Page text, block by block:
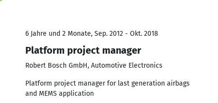
6 Jahre und 2 Monate, Sep. 2012 - Okt. 2018
Platform project manager
Robert Bosch GmbH, Automotive Electronics
Platform project manager for last generation airbags
and MEMS application